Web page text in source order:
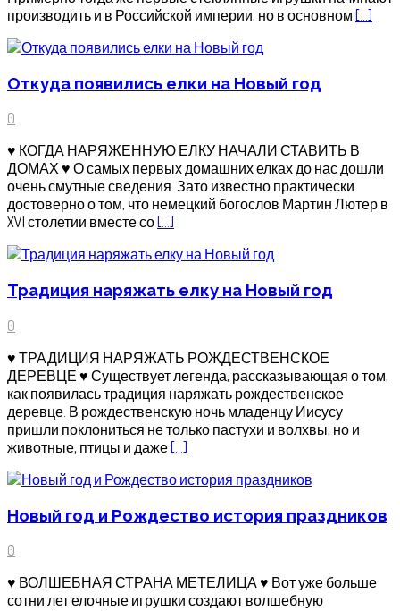
производить и в Российской империи, но в основном […]
Откуда появились елки на Новый год
0
♥ КОГДА НАРЯЖЕННУЮ ЕЛКУ НАЧАЛИ СТАВИТЬ В
ДОМАХ ♥ О самых первых домашних елках до нас дошли
очень смутные сведения. Зато известно практически
достоверно о том, что немецкий богослов Мартин Лютер в
XVI столетии вместе со […]
Традиция наряжать елку на Новый год
0
♥ ТРАДИЦИЯ НАРЯЖАТЬ РОЖДЕСТВЕНСКОЕ
ДЕРЕВЦЕ ♥ Существует легенда, рассказывающая о том,
как появилась традиция наряжать рождественское
деревце. В рождественскую ночь младенцу Иисусу
пришли поклониться не только пастухи и волхвы, но и
животные, птицы и даже[…]
Новый год и Рождество история праздников
0
♥ ВОЛШЕБНАЯ СТРАНА МЕТЕЛИЦА ♥ Вот уже больше
сотни лет елочные игрушки создают волшебную